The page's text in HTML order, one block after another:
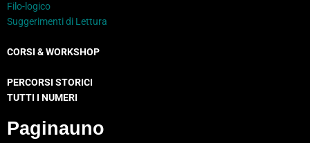
Filo-logico
Suggerimenti di Lettura
CORSI & WORKSHOP
PERCORSI STORICI
TUTTI I NUMERI
Paginauno